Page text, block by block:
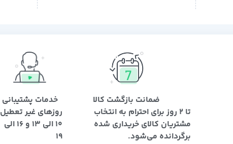
ضمانت بازگشت کالا
تا 2 روز برای احترام به انتخاب
مشتریان کالای خریداری شده
برگردانده می‌شود.
خدمات پشتیبانی
روزهای غیر تعطیل
10 الی 13 و 16 الی
19